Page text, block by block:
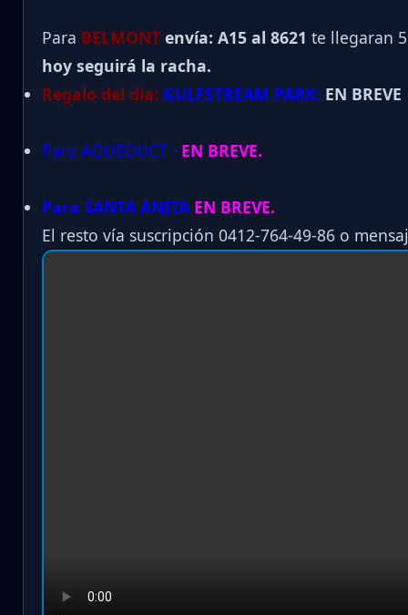
Para BELMONT envía: A15 al 8621 te llegaran
hoy seguirá la racha.
Regalo del día: GULFSTREAM PARK: EN BREVE
Para AQUEDUCT : EN BREVE.
Para SANTA ANITA EN BREVE.
El resto vía suscripción 0412-764-49-86 o